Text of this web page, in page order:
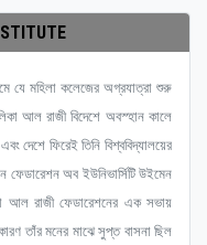
যে মহিলা কলেজের অগ্রযাত্রা শুরু
আল রাজী বিদেশে অবস্হান কালে
দেশে ফিরেই তিনি বিশ্ববিদ্যালয়ের
ফেডারেশন অব ইউনিভার্সিটি উইমেন
আল রাজী ফেডারেশনের এক সভায়
তাঁর মনের মাঝে সুপ্ত বাসনা ছিল